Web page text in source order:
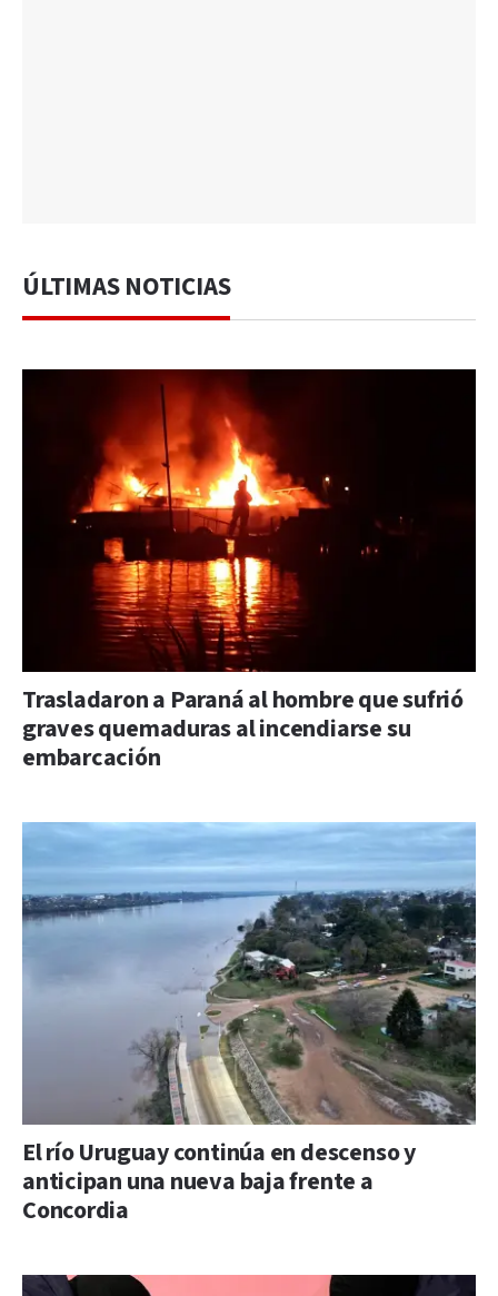
ÚLTIMAS NOTICIAS
Trasladaron a Paraná al hombre que sufrió
graves quemaduras al incendiarse su
embarcación
El río Uruguay continúa en descenso y
anticipan una nueva baja frente a
Concordia